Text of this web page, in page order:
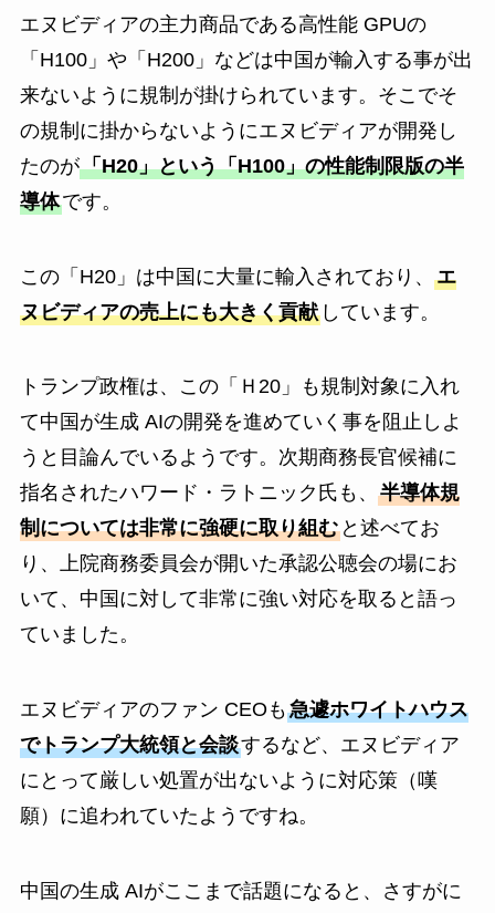
エヌビディアの主力商品である高性能 GPUの
「H100」や「H200」などは中国が輸入する事が出
来ないように規制が掛けられています。そこでそ
の規制に掛からないようにエヌビディアが開発し
たのが「H20」という「H100」の性能制限版の半
導体です。
この「H20」は中国に大量に輸入されており、 エ
ヌビディアの売上にも大きく貢献しています。
トランプ政権は、この「Ｈ20」も規制対象に入れ
て中国が生成 AIの開発を進めていく事を阻止しよ
うと目論んでいるようです。次期商務長官候補に
指名されたハワード・ラトニック氏も、 半導体規
制については非常に強硬に取り組むと述べてお
り、上院商務委員会が開いた承認公聴会の場にお
いて、中国に対して非常に強い対応を取ると語っ
ていました。
エヌビディアのファン CEOも急遽ホワイトハウス
でトランプ大統領と会談するなど、エヌビディア
にとって厳しい処置が出ないように対応策（嘆
願）に追われていたようですね。
中国の生成 AIがここまで話題になると、さすがに